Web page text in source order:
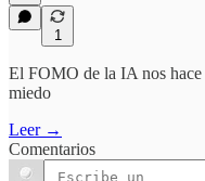
1
El FOMO de la IA nos hace
miedo
Leer →
Comentarios